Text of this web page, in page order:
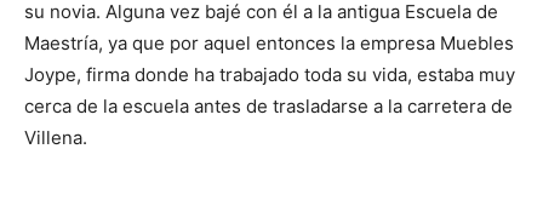
su novia. Alguna vez bajé con él a la antigua Escuela de
Maestría, ya que por aquel entonces la empresa Muebles
Joype, firma donde ha trabajado toda su vida, estaba muy
cerca de la escuela antes de trasladarse a la carretera de
Villena.